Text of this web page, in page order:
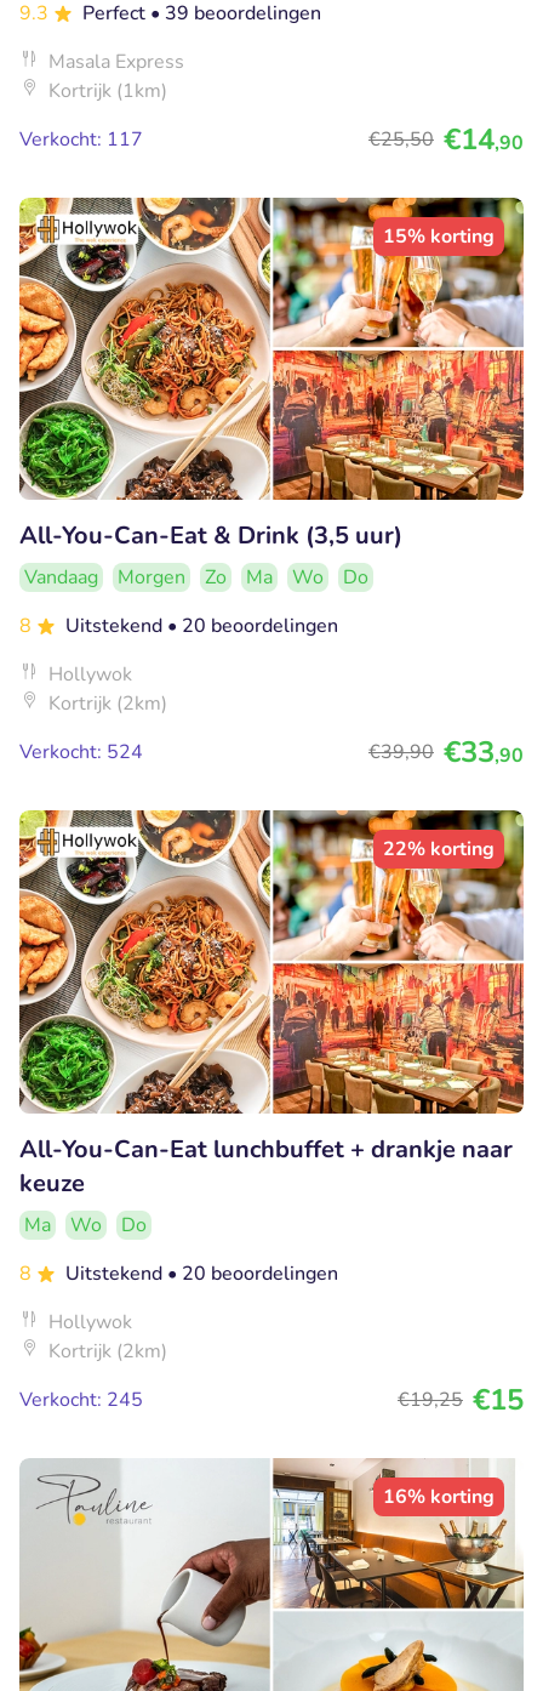
9.3 Perfect • 39 beoordelingen
Masala Express
Kortrijk (1km)
Verkocht: 117
€25,50 €14,90
15% korting
All-You-Can-Eat & Drink (3,5 uur)
Vandaag Morgen Zo Ma Wo
Do
8
Uitstekend • 20 beoordelingen
Hollywok
Kortrijk (2km)
Verkocht: 524
€39,90 €33,90
22% korting
All-You-Can-Eat lunchbuffet + drankje naar
keuze
Ma Wo
Do
8
Uitstekend • 20 beoordelingen
Hollywok
Kortrijk (2km)
Verkocht: 245
€19,25 €15
16% korting